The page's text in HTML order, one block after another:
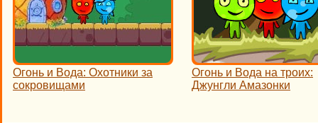
Огонь и Вода: Охотники за
сокровищами
Огонь и Вода на троих:
Джунгли Амазонки